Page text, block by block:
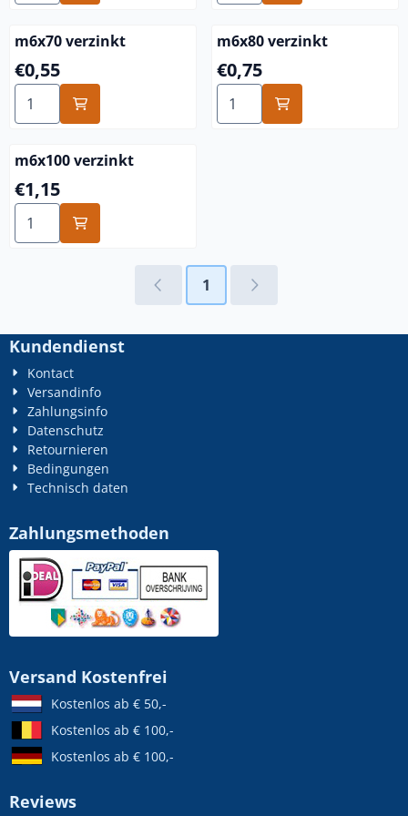
m6x70 verzinkt
Preis: 0,55
€0,55
Anzahl wählen für m6x70 verzinkt
m6x80 verzinkt
Preis: 0,75
€0,75
Anzahl wählen für m6x80
m6x100 verzinkt
Preis: 1,15
€1,15
Anzahl wählen für m6x100 verzinkt
1
Kundendienst
Kontact
Versandinfo
Zahlungsinfo
Datenschutz
Retournieren
Bedingungen
Technisch daten
Zahlungsmethoden
Versand Kostenfrei
Kostenlos ab € 50,-
Kostenlos ab € 100,-
Kostenlos ab € 100,-
Reviews